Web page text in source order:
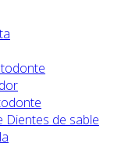
Dientes de sable